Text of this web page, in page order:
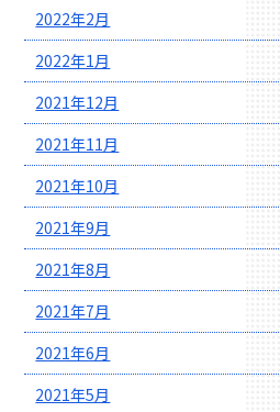
2022年2月
2022年1月
2021年12月
2021年11月
2021年10月
2021年9月
2021年8月
2021年7月
2021年6月
2021年5月